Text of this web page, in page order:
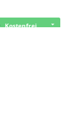
Kostenfrei